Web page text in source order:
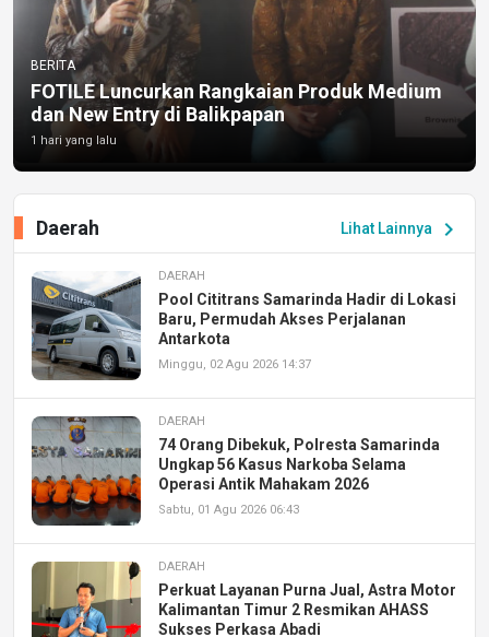
BERITA
FOTILE Luncurkan Rangkaian Produk Medium
dan New Entry di Balikpapan
1 hari yang lalu
Lihat Lainnya chevron_right
Daerah
DAERAH
Pool Cititrans Samarinda Hadir di Lokasi
Baru, Permudah Akses Perjalanan
Antarkota
Minggu, 02 Agu 2026 14:37
DAERAH
74 Orang Dibekuk, Polresta Samarinda
Ungkap 56 Kasus Narkoba Selama
Operasi Antik Mahakam 2026
Sabtu, 01 Agu 2026 06:43
DAERAH
Perkuat Layanan Purna Jual, Astra Motor
Kalimantan Timur 2 Resmikan AHASS
Sukses Perkasa Abadi